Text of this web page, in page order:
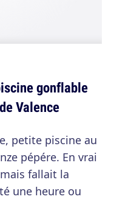
gonflable
Valence
petite piscine au
pépére. En vrai
fallait la
une heure ou